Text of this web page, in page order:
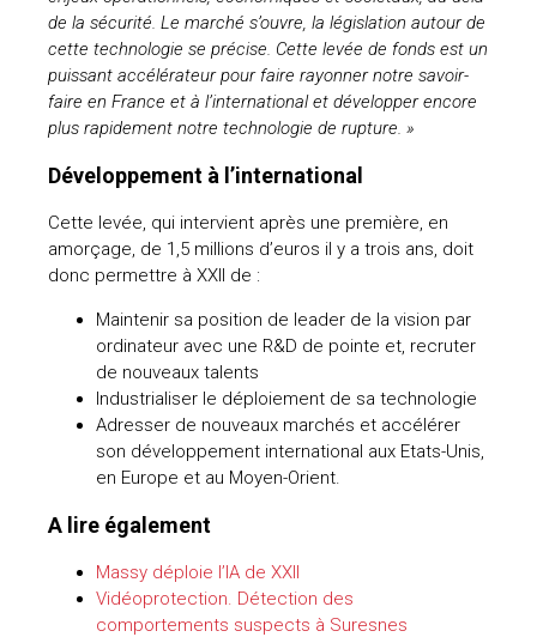
de la sécurité. Le marché s’ouvre, la législation autour de
cette technologie se précise. Cette levée de fonds est un
puissant accélérateur pour faire rayonner notre savoir-
faire en France et à l’international et développer encore
plus rapidement notre technologie de rupture. »
Développement à l’international
Cette levée, qui intervient après une première, en
amorçage, de 1,5 millions d’euros il y a trois ans, doit
donc permettre à XXII de :
Maintenir sa position de leader de la vision par
ordinateur avec une R&D de pointe et, recruter
de nouveaux talents
Industrialiser le déploiement de sa technologie
Adresser de nouveaux marchés et accélérer
son développement international aux Etats-Unis,
en Europe et au Moyen-Orient.
A lire également
Massy déploie l’IA de XXII
Vidéoprotection. Détection des
comportements suspects à Suresnes